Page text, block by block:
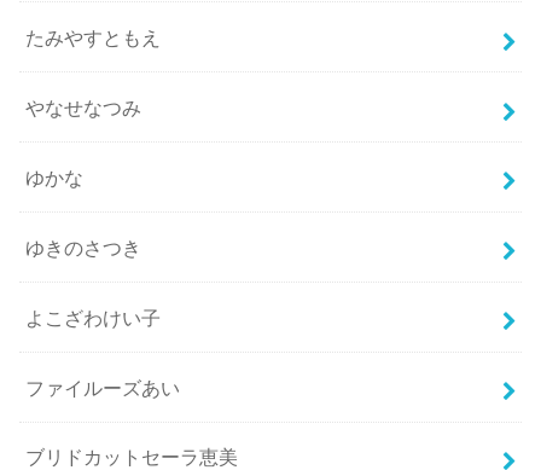
たみやすともえ
やなせなつみ
ゆかな
ゆきのさつき
よこざわけい子
ファイルーズあい
ブリドカットセーラ恵美